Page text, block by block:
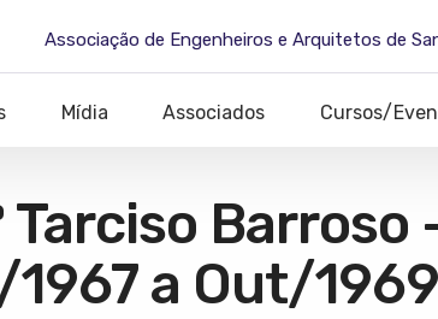
Associação de Engenheiros e Arquitetos de
Mídia Associados Cursos/
Tarciso Barroso
1967 a Out/1969